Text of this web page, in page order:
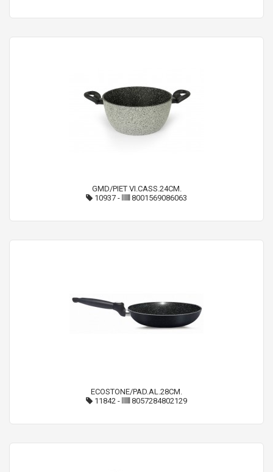
GMD/PIET VI.CASS.24CM.
10937 - 8001569086063
ECOSTONE/PAD.AL.28CM.
11842 - 8057284802129